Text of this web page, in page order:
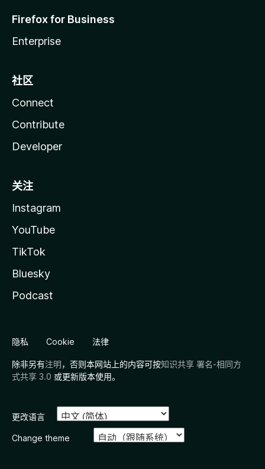
Firefox for Business
Enterprise
社区
Connect
Contribute
Developer
关注
Instagram
YouTube
TikTok
Bluesky
Podcast
隐私 Cookie 法律
除非另有注明，否则本网站上的内容可按知识共享 署名-相同方
式共享 3.0 或更新版本使用。
更改语言
Change theme